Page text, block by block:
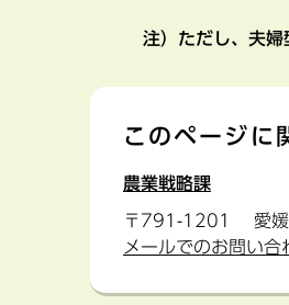
注）ただし、夫
このページに
農業戦略課
〒791-1201 愛
メールでのお問い合